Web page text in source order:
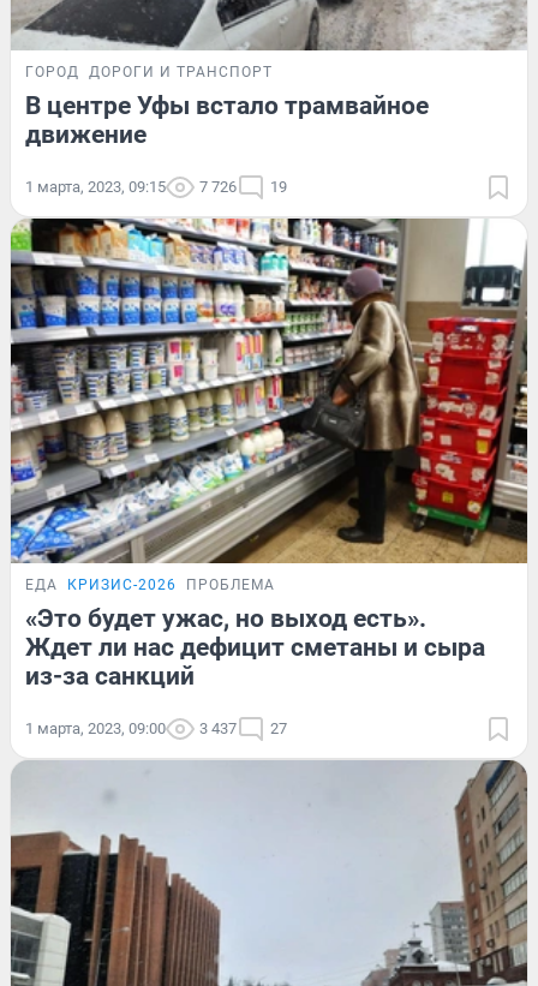
ГОРОД ДОРОГИ И ТРАНСПОРТ
В центре Уфы встало трамвайное
движение
1 марта, 2023, 09:15 7 726 19
ЕДА КРИЗИС-2026 ПРОБЛЕМА
«Это будет ужас, но выход есть».
Ждет ли нас дефицит сметаны и сыра
из-за санкций
1 марта, 2023, 09:00 3 437 27